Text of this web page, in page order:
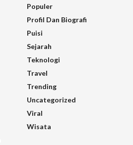
Populer
Profil Dan Biografi
Puisi
Sejarah
Teknologi
Travel
Trending
Uncategorized
Viral
Wisata